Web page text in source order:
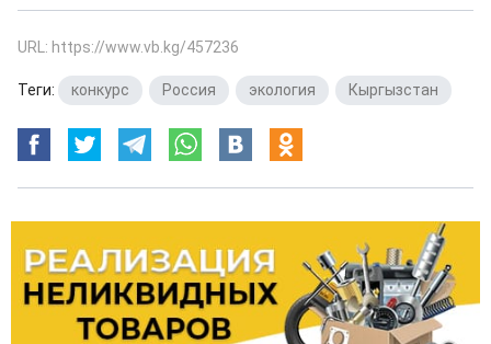
URL: https://www.vb.kg/457236
Теги: конкурс Россия экология Кыргызстан